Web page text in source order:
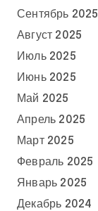
Сентябрь 2025
Август 2025
Июль 2025
Июнь 2025
Май 2025
Апрель 2025
Март 2025
Февраль 2025
Январь 2025
Декабрь 2024